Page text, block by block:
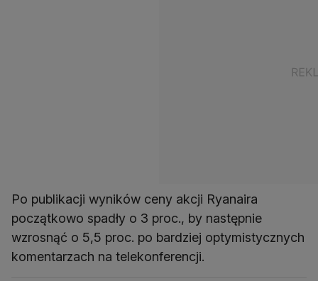
Po publikacji wyników ceny akcji Ryanaira
początkowo spadły o 3 proc., by następnie
wzrosnąć o 5,5 proc. po bardziej optymistycznych
komentarzach na telekonferencji.